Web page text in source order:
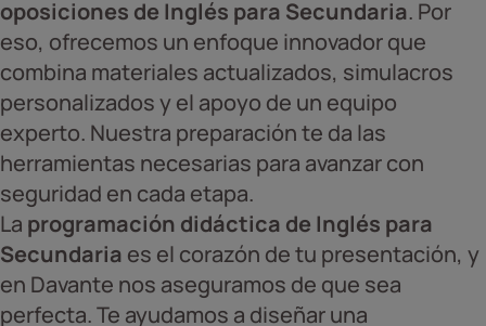
oposiciones de Inglés para Secundaria. Por
eso, ofrecemos un enfoque innovador que
combina materiales actualizados, simulacros
personalizados y el apoyo de un equipo
experto. Nuestra preparación te da las
herramientas necesarias para avanzar con
seguridad en cada etapa.
La programación didáctica de Inglés para
Secundaria es el corazón de tu presentación, y
en Davante nos aseguramos de que sea
perfecta. Te ayudamos a diseñar una